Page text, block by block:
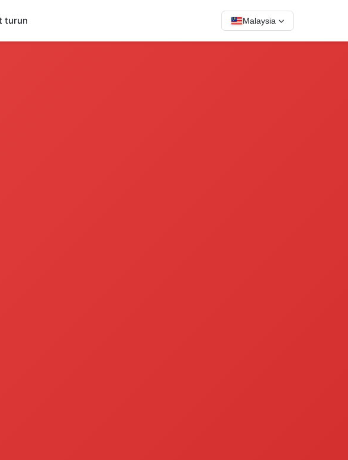
turun Malaysia